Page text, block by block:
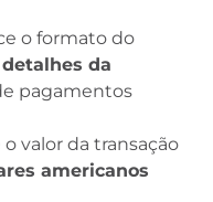
o formato do
da
pagamentos
valor da transação
americanos